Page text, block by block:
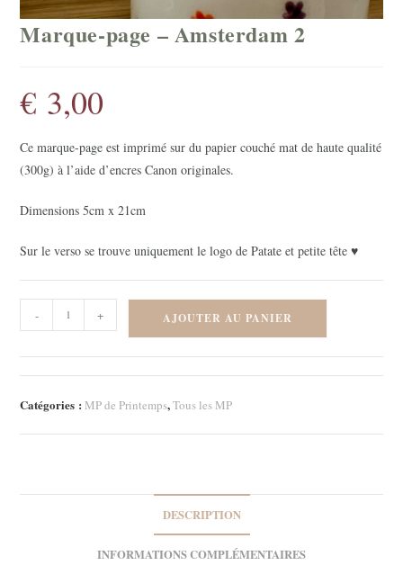
Marque-page – Amsterdam 2
€ 3,00
Ce marque-page est imprimé sur du papier couché mat de haute qualité
(300g) à l’aide d’encres Canon originales.
Dimensions 5cm x 21cm
Sur le verso se trouve uniquement le logo de Patate et petite tête ♥
de
Marque-
page
-
- + AJOUTER AU PANIER
Catégories : MP de Printemps,Tous les MP
DESCRIPTION
INFORMATIONS COMPLÉMENTAIRES